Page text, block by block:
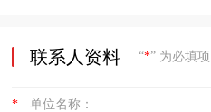
联系人资料 “*” 为必填项
* 单位名称：